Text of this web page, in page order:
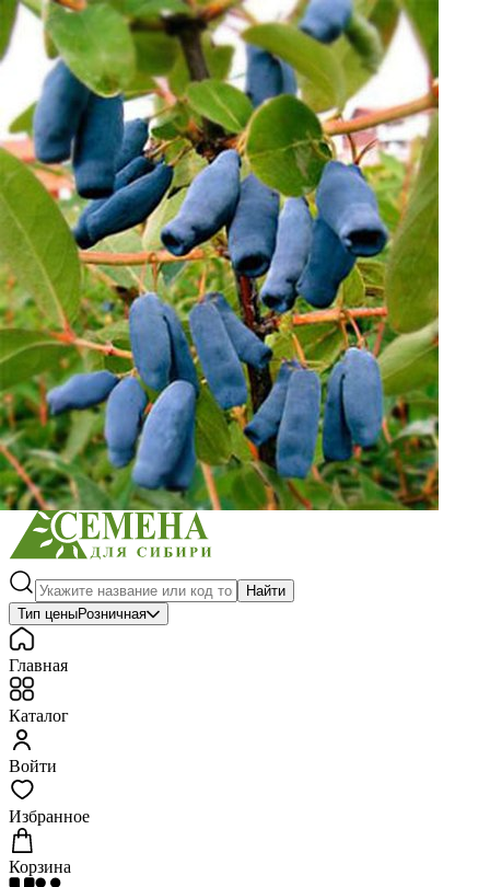
Выберите город
Обратный звонокЗаказать обратный звонок
Каталог
Семена
Грунты
Газонные травы, сидераты
Горшки, рассадники, аксессуары
Посадочный материал
Садовый инструмент, инвентарь
Консервирование
Средства защиты, удобрения, добавки, химия
Обустройство сада, декор
Найти
Тип ценыРозничная
Главная
Каталог
Войти
Избранное
Корзина